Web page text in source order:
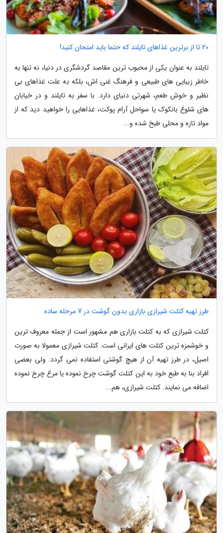
20 تا از برترین غذاهای تایلند که حتما باید امتحان کنید!
تایلند به عنوان یکی از محبوب ترین مقاصد گردشگری در دنیا، نه تنها به
خاطر زیبایی های طبیعی و فرهنگ غنی اش، بلکه به علت غذاهای بی
نظیر و خوش طعم، شهرتی دنیای دارد. با سفر به تایلند و در خیابان
های شلوغ بانکوک یا سواحل آرام پوکت، غذاهایی را خواهید دید که از
مواد تازه و محلی طبخ شده و...
طرز تهیه کتلت شیرازی بازاری بدون گوشت در 7 مرحله ساده
کتلت شیرازی که به کتلت بازاری هم مشهور است از جمله معروف ترین
و خوشمزه ترین کتلت های ایرانی است. کتلت شیرازی معمولا به صورت
اصیل، در طرز تهیه آن از هیچ گوشتی استفاده نمی گردد. ولی بعضی
افراد بنا به طبع خود به این کتلت گوشت چرخ نموده یا مرغ چرخ نموده
اضافه می نمایند. کتلت شیرازی، هم...